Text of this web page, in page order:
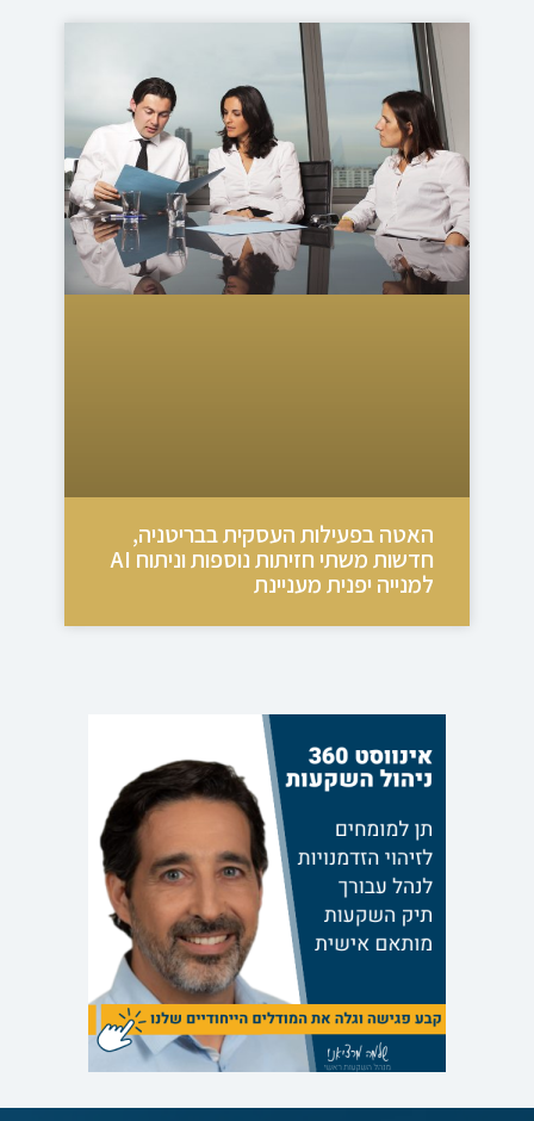
האטה בפעילות העסקית בבריטניה,
חדשות משתי חזיתות נוספות וניתוח AI
למנייה יפנית מעניינת